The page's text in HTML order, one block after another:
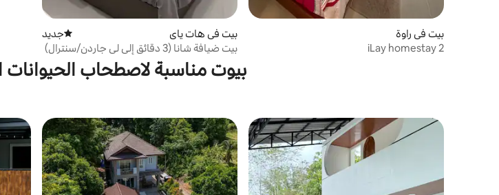
بيت في راوة
iLay homestay 2
بيت في هات ياي مكان إقامة جديد
جديد
بيت ضيافة شانا (3 دقائق إلى لي جاردن/سنترال)
بيوت مناسبة لاصطحاب